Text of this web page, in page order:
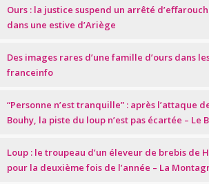
Ours : la justice suspend un arrêté
dans une estive d’Ariège
Des images rares d’une famille d’ours dans
franceinfo
“Personne n’est tranquille” : après l’attaque
Bouhy, la piste du loup n’est pas écartée – Le
Loup : le troupeau d’un éleveur de brebis de
pour la deuxième fois de l’année – La